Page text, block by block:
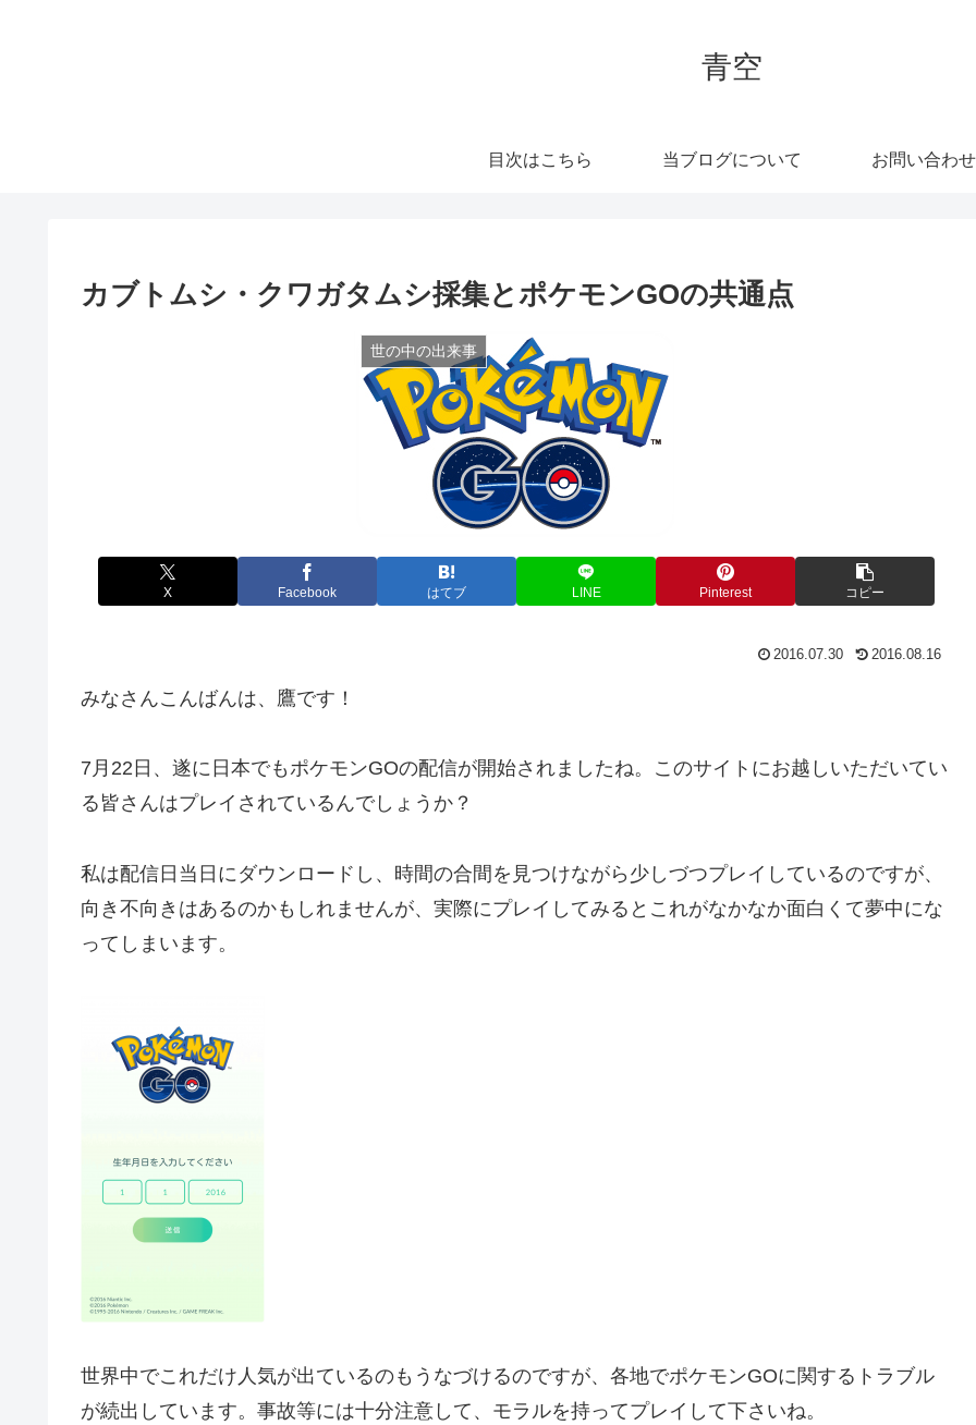
青空
目次はこちら 当ブログについて お問い合わせ
カブトムシ・クワガタムシ採集とポケモンGOの共通点
世の中の出来事
X Facebook はてブ LINE Pinterest コピー
2016.07.30 2016.08.16
みなさんこんばんは、鷹です！
7月22日、遂に日本でもポケモンGOの配信が開始されましたね。このサイトにお越しいただいてい
る皆さんはプレイされているんでしょうか？
私は配信日当日にダウンロードし、時間の合間を見つけながら少しづつプレイしているのですが、
向き不向きはあるのかもしれませんが、実際にプレイしてみるとこれがなかなか面白くて夢中にな
ってしまいます。
世界中でこれだけ人気が出ているのもうなづけるのですが、各地でポケモンGOに関するトラブル
が続出しています。事故等には十分注意して、モラルを持ってプレイして下さいね。